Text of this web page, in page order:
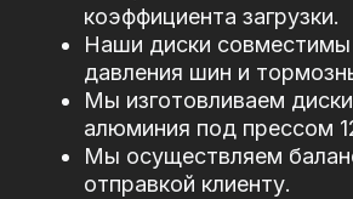
коэффициента загрузки.
Наши диски
давления шин и
Мы изготовливаем
алюминия под прессом
Мы осуществляем
отправкой клиенту.